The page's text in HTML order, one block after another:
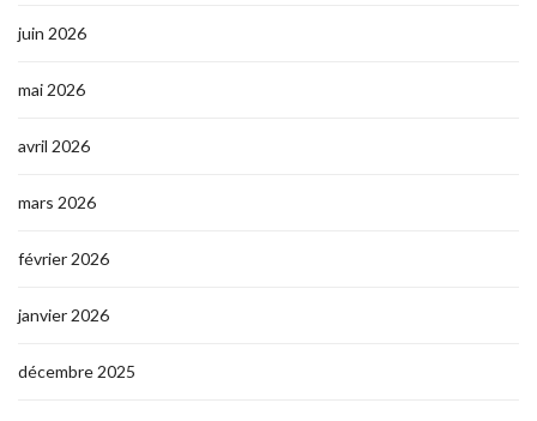
juin 2026
mai 2026
avril 2026
mars 2026
février 2026
janvier 2026
décembre 2025